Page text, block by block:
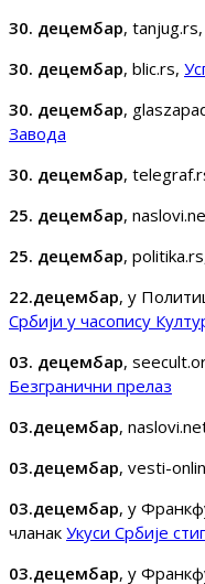
30. децембар, tanjug.rs,
30. децембар, blic.rs,
30. децембар,
Завода
30. децембар,
25. децембар,
25. децембар,
22.децембар, у
Србији у часопису
03. децембар,
Безгранични прелаз
03.децембар,
03.децембар, vesti-
03.децембар, у
чланак Укуси Србије
03.децембар, у